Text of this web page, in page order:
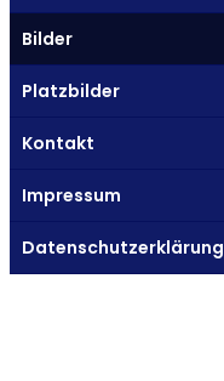
Bilder
Platzbilder
Kontakt
Impressum
Datenschutzerklärung
Das